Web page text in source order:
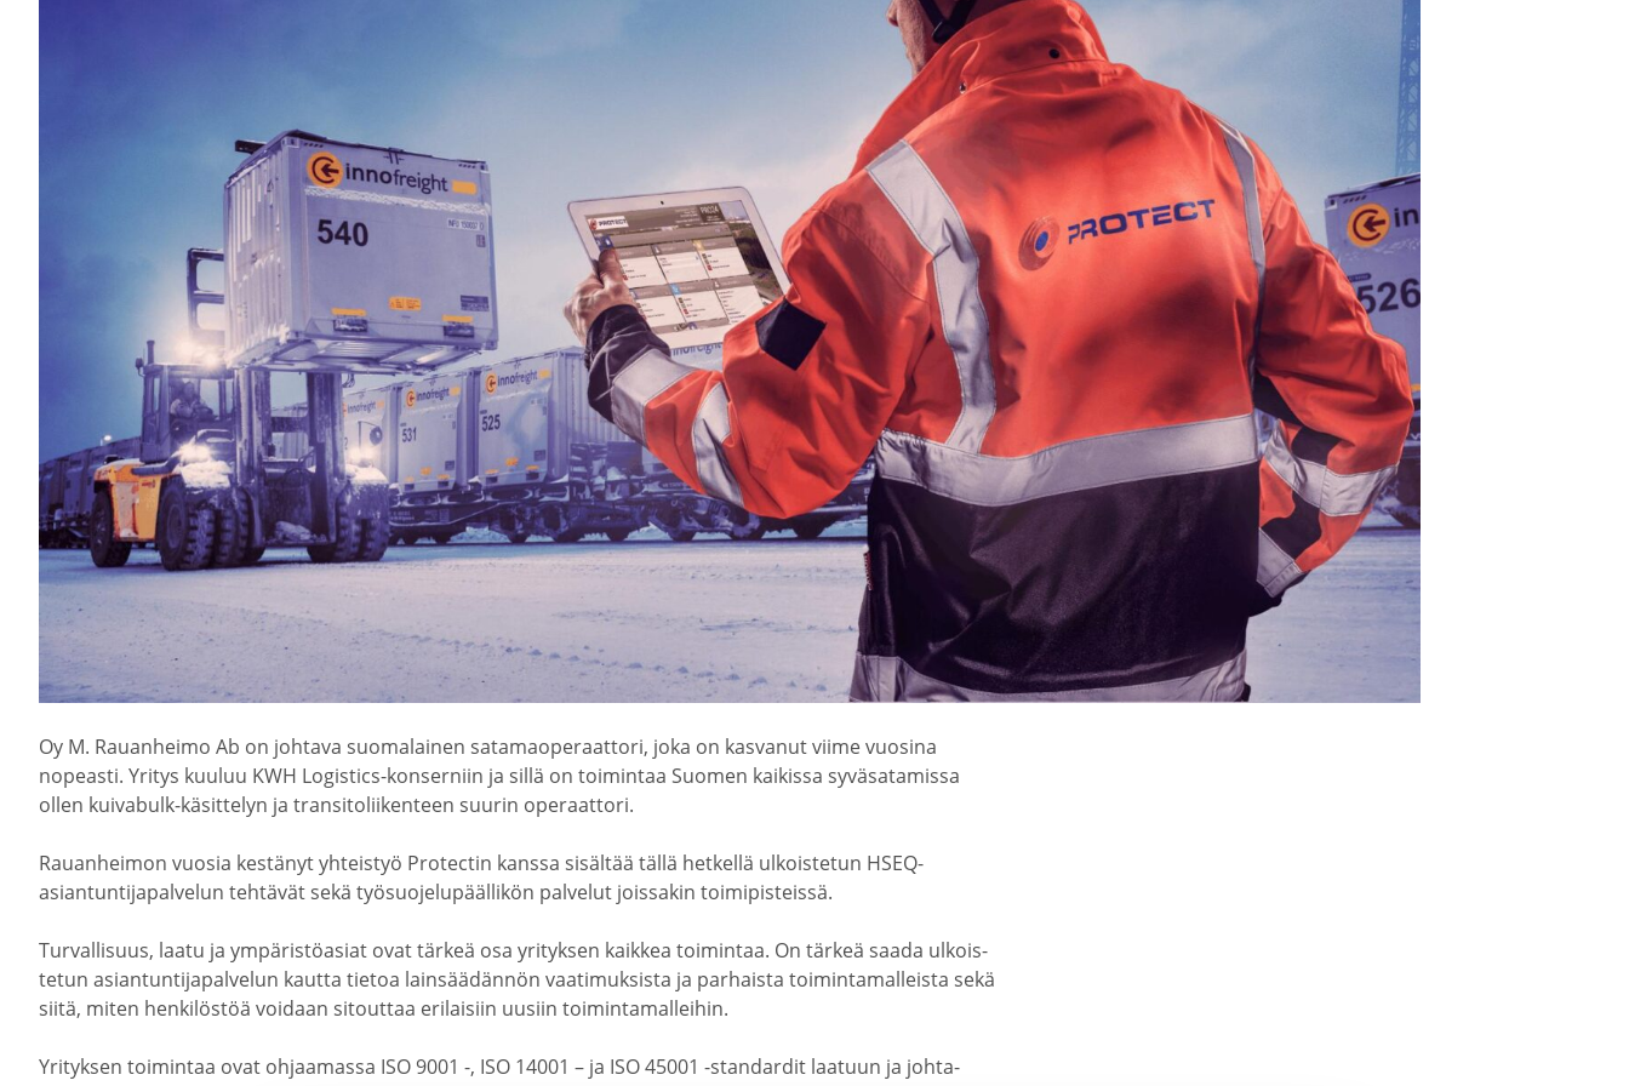
Oy M. Rauan­heimo Ab on johtava suoma­lainen satamao­pe­raattori, joka on kasvanut viime vuosina
nopeasti. Yritys kuuluu KWH Logistics-​konserniin ja sillä on toimintaa Suomen kaikissa syväsa­ta­missa
ollen kuivabulk-​käsittelyn ja transi­to­lii­kenteen suurin operaattori.
Rauan­heimon vuosia kestänyt yhteistyö Protectin kanssa sisältää tällä hetkellä ulkois­tetun HSEQ-​
asiantuntijapalvelun tehtävät sekä työsuo­je­lu­pääl­likön palvelut joissakin toimi­pis­teissä.
Turval­lisuus, laatu ja ympäris­tö­asiat ovat tärkeä osa yrityksen kaikkea toimintaa. On tärkeä saada ulkois­
tetun asian­tun­ti­ja­pal­velun kautta tietoa lainsää­dännön vaati­muk­sista ja parhaista toimin­ta­mal­leista sekä
siitä, miten henki­löstöä voidaan sitouttaa erilaisiin uusiin toimin­ta­mal­leihin.
Yrityksen toimintaa ovat ohjaa­massa ISO 9001 -, ISO 14001 – ja ISO 45001 -​standardit laatuun ja johta­